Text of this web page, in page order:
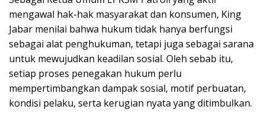
mengawal hak-hak masyarakat dan konsumen, King
Jabar menilai bahwa hukum tidak hanya berfungsi
sebagai alat penghukuman, tetapi juga sebagai sarana
untuk mewujudkan keadilan sosial. Oleh sebab itu,
setiap proses penegakan hukum perlu
mempertimbangkan dampak sosial, motif perbuatan,
kondisi pelaku, serta kerugian nyata yang ditimbulkan.